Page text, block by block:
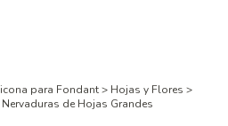
para Fondant> Hojas y Flores >
de Hojas Grandes